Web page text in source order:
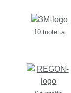
10 tuotetta